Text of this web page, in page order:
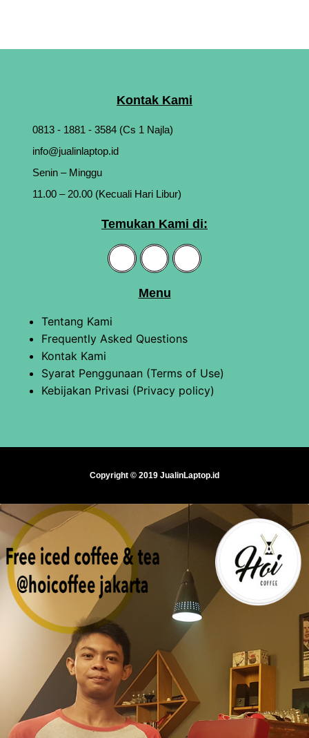
Kontak Kami
0813 - 1881 - 3584 (Cs 1 Najla)
info@jualinlaptop.id
Senin – Minggu
11.00 – 20.00 (Kecuali Hari Libur)
Temukan Kami di:
Menu
Tentang Kami
Frequently Asked Questions
Kontak Kami
Syarat Penggunaan (Terms of Use)
Kebijakan Privasi (Privacy policy)
Copyright © 2019 JualinLaptop.id